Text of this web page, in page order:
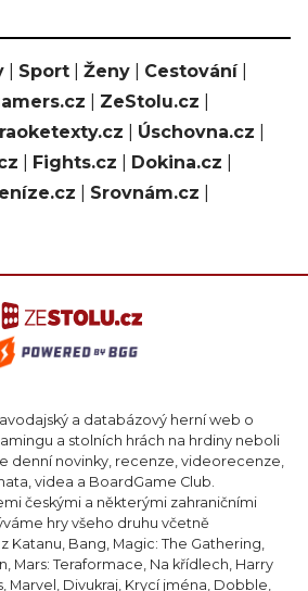
Sport Ženy Cestování|
ZeStolu.cz
Úschovna.cz
Fights.cz Dokina.cz
Srovnám.cz
a databázový herní web o
a stolních hrách na hrdiny neboli
denní novinky, recenze, videorecenze,
videa a BoardGame Club.
českými a některými zahraničními
hry všeho druhu včetně
Katanu, Bang, Magic: The Gathering,
Mars: Teraformace, Na křídlech, Harry
Marvel, Divukraj, Krycí jména, Dobble,